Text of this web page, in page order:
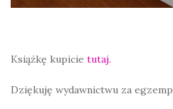
Książkę kupicie tutaj.
Dziękuję wydawnictwu za